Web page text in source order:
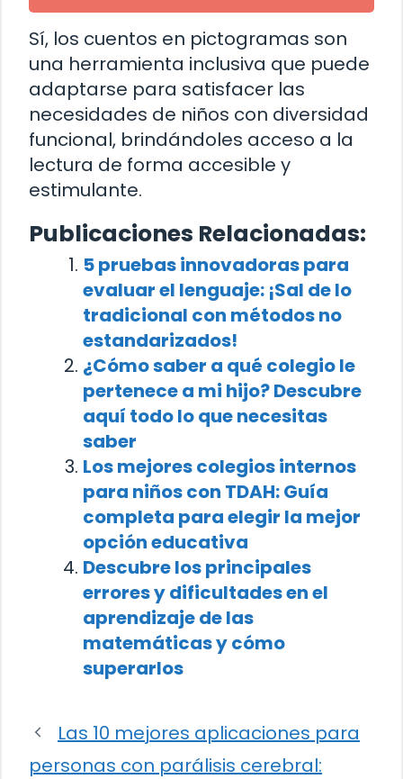
Sí, los cuentos en pictogramas son
una herramienta inclusiva que puede
adaptarse para satisfacer las
necesidades de niños con diversidad
funcional, brindándoles acceso a la
lectura de forma accesible y
estimulante.
Publicaciones Relacionadas:
5 pruebas innovadoras para
evaluar el lenguaje: ¡Sal de lo
tradicional con métodos no
estandarizados!
¿Cómo saber a qué colegio le
pertenece a mi hijo? Descubre
aquí todo lo que necesitas
saber
Los mejores colegios internos
para niños con TDAH: Guía
completa para elegir la mejor
opción educativa
Descubre los principales
errores y dificultades en el
aprendizaje de las
matemáticas y cómo
superarlos
Las 10 mejores aplicaciones para
personas con parálisis cerebral: